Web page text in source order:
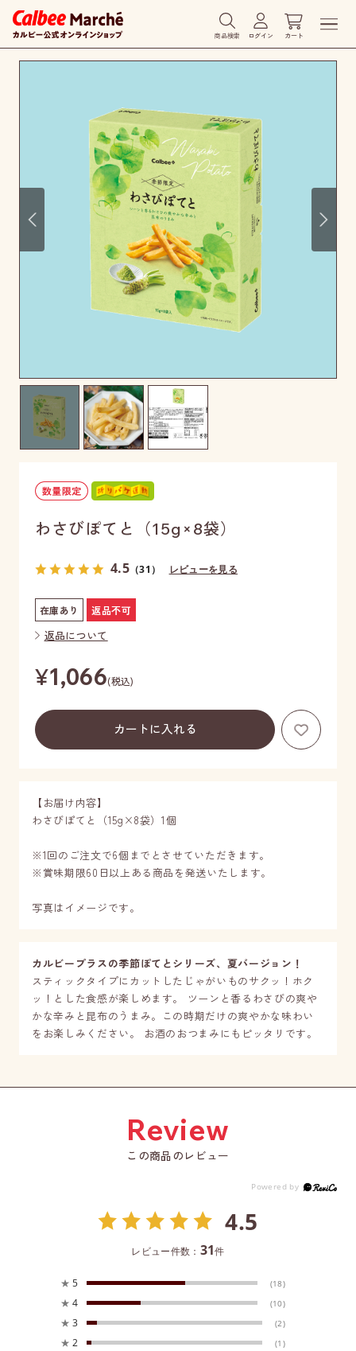
商品検索 ログイン カート
わさびぽてと（15g×8袋）
4.5 （31） レビューを見る
在庫あり 返品不可
返品について
¥1,066(税込)
【お届け内容】
わさびぽてと（15g×8袋）1個
※1回のご注文で6個までとさせていただきます。
※賞味期限60日以上ある商品を発送いたします。
写真はイメージです。
カルビープラスの季節ぽてとシリーズ、夏バージョン！
スティックタイプにカットしたじゃがいものサクッ！ホク
ッ！とした食感が楽しめます。 ツーンと香るわさびの爽や
かな辛みと昆布のうまみ。この時期だけの爽やかな味わい
をお楽しみください。 お酒のおつまみにもピッタリです。
この商品のレビュー
4.5
レビュー件数： 31件
★ 5 (18)
★ 4 (10)
★ 3 (2)
★ 2 (1)